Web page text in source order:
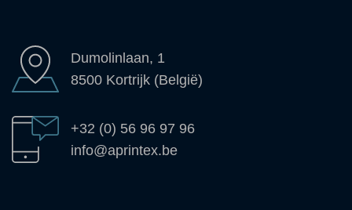
Dumolinlaan, 1
8500 Kortrijk (België)
+32 (0) 56 96 97 96
info@aprintex.be